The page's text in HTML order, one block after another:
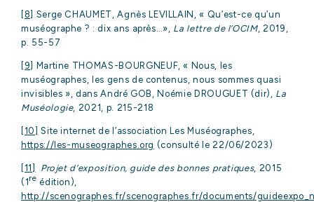
[8]
Serge CHAUMET, Agnès LEVILLAIN, « Qu’est-ce qu’un
muséographe ? : dix ans après…», La lettre de l’OCIM, 2019,
p. 55-57
[9]
Martine THOMAS-BOURGNEUF, « Nous, les
muséographes, les gens de contenus, nous sommes quasi
invisibles », dans André GOB, Noémie DROUGUET (dir), La
Muséologie, 2021, p. 215-218
[10]
Site internet de l’association Les Muséographes,
https://les-museographes.org (consulté le 22/06/2023)
[11] Projet d’exposition, guide des bonnes pratiques, 2015
(1 re édition),
http://scenographes.fr/scenographes.fr/documents/